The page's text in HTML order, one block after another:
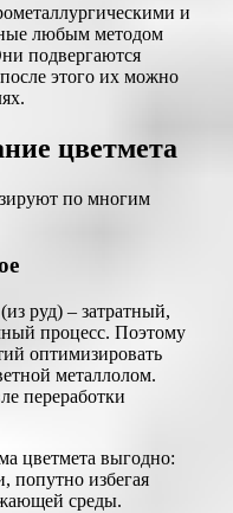
и
любым методом
подвергаются
этого их можно
цветмета
по многим
руд) – затратный,
процесс. Поэтому
оптимизировать
металлолом.
переработки
цветмета выгодно:
попутно избегая
среды.